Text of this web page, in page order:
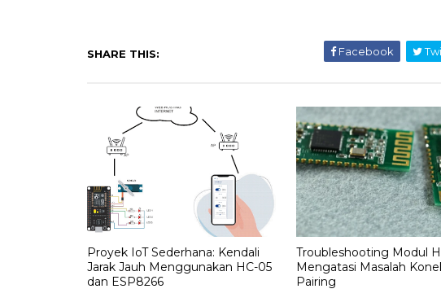
SHARE THIS: Facebook
Proyek IoT Sederhana: Kendali
Jarak Jauh Menggunakan HC-05
dan ESP8266
Troubleshooting Modul
Mengatasi Masalah
Pairing